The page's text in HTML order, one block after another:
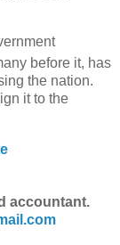
before it, has
the nation.
it to the
accountant.